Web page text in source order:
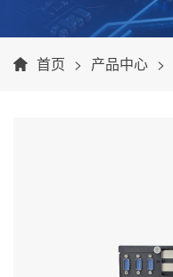
首页 产品中心